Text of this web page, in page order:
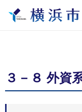
３－８ 外資